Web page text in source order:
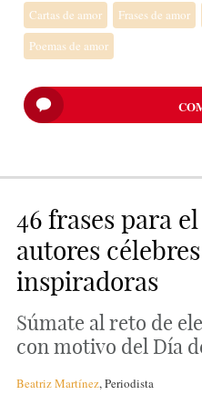
Cartas de amor Frases de amor
Poemas de amor
46 frases para
autores
inspiradoras
Súmate al reto de
con motivo del Día
Beatriz Martínez,Periodista